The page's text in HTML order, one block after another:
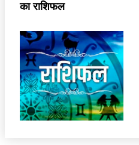
का राशिफल